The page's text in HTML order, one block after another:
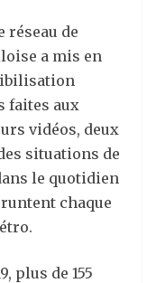
réseau de
a mis en
faites aux
vidéos, deux
situations de
le quotidien
chaque
plus de 155